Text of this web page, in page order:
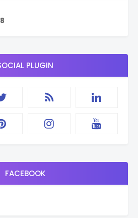
8
PLUGIN
FACEBOOK